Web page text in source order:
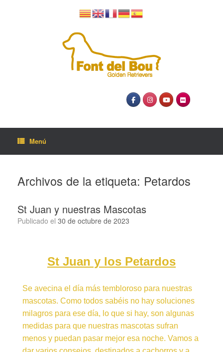
Menú
Archivos de la etiqueta: Petardos
St Juan y nuestras Mascotas
Publicado el 30 de octubre de 2023
St Juan y los Petardos
Se avecina el día más tembloroso para nuestras
mascotas. Como todos sabéis no hay soluciones
milagros para ese día, lo que si hay, son algunas
medidas para que nuestras mascotas sufran
menos y puedan pasar mejor esa noche. Vamos a